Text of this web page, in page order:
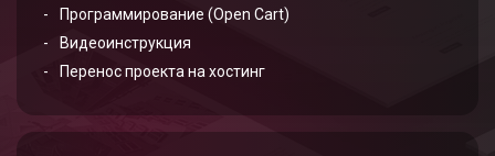
Программирование (Open Cart)
Видеоинструкция
Перенос проекта на хостинг